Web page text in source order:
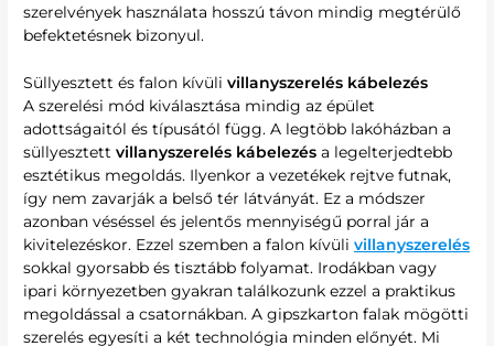
szerelvények használata hosszú távon mindig megtérülő
befektetésnek bizonyul.
Süllyesztett és falon kívülivillanyszerelés kábelezés
A szerelési mód kiválasztása mindig az épület
adottságaitól és típusától függ. A legtöbb lakóházban a
süllyesztettvillanyszerelés kábelezés a legelterjedtebb
esztétikus megoldás. Ilyenkor a vezetékek rejtve futnak,
így nem zavarják a belső tér látványát. Ez a módszer
azonban véséssel és jelentős mennyiségű porral jár a
kivitelezéskor. Ezzel szemben a falon kívülivillanyszerelés
sokkal gyorsabb és tisztább folyamat. Irodákban vagy
ipari környezetben gyakran találkozunk ezzel a praktikus
megoldással a csatornákban. A gipszkarton falak mögötti
szerelés egyesíti a két technológia minden előnyét. Mi